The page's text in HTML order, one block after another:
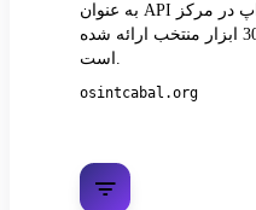
به عنوان API داده‌های پروفایل واتس‌اپ در مرکز
رسمی لایو در کنار بیش از 30 ابزار منتخب ارائه شده
است.
osintcabal.org